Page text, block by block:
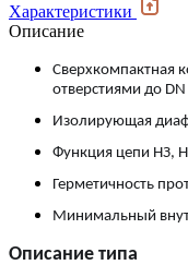
Характеристики
Описание
Сверхкомпактная
отверстиями до
Изолирующая
Функция цепи НЗ,
Герметичность
Минимальный
Описание типа